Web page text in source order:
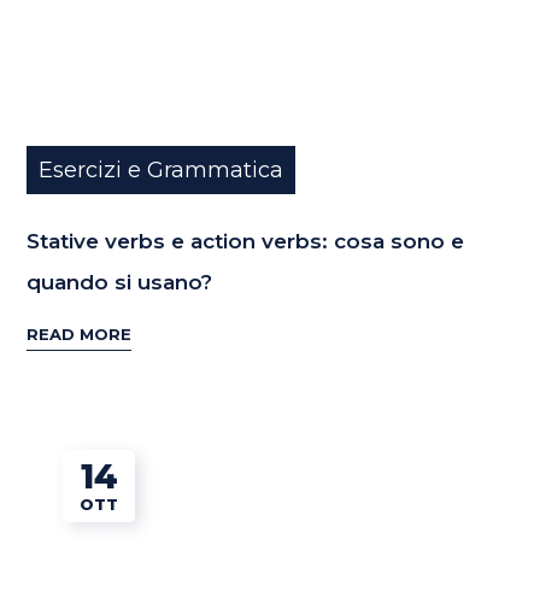
Esercizi e Grammatica
Stative verbs e action verbs: cosa sono e
quando si usano?
READ MORE
14
OTT